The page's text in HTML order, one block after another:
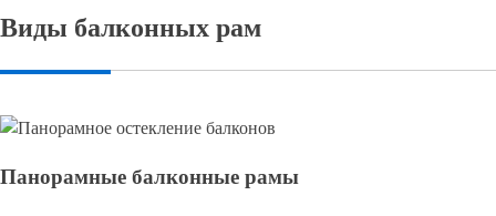
Виды балконных рам
Панорамные балконные рамы